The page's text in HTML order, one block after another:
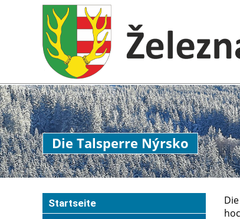
Die Talsperre Nýrsko
Startseite